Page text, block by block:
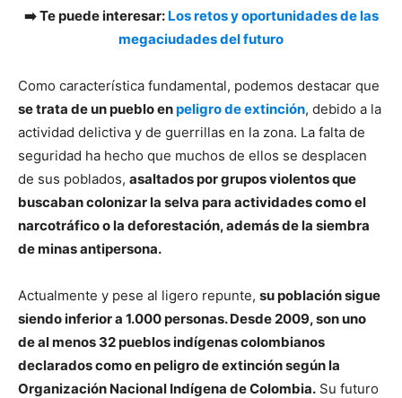
➡️ Te puede interesar: Los retos y oportunidades de las
megaciudades del futuro
Como característica fundamental, podemos destacar que
se trata de un pueblo enpeligro de extinción, debido a la
actividad delictiva y de guerrillas en la zona. La falta de
seguridad ha hecho que muchos de ellos se desplacen
de sus poblados, asaltados por grupos violentos que
buscaban colonizar la selva para actividades como el
narcotráfico o la deforestación, además de la siembra
de minas antipersona.
Actualmente y pese al ligero repunte, su población sigue
siendo inferior a 1.000 personas. Desde 2009, son uno
de al menos 32 pueblos indígenas colombianos
declarados como en peligro de extinción según la
Organización Nacional Indígena de Colombia. Su futuro